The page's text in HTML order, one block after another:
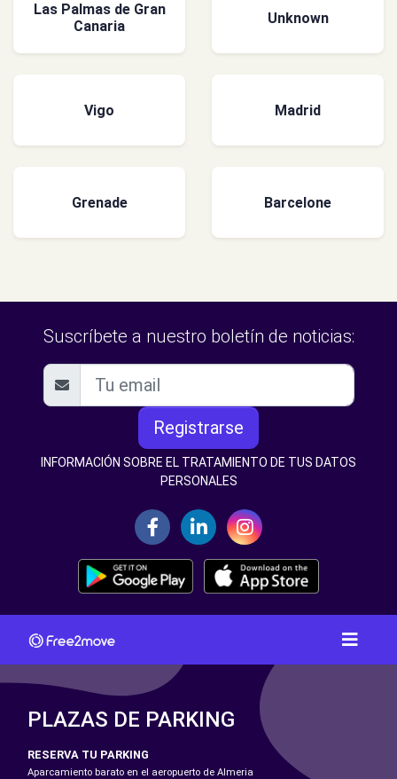
Las Palmas de Gran
Canaria
Unknown
Vigo Madrid
Grenade Barcelone
Suscríbete a nuestro boletín de noticias:
Registrarse
INFORMACIÓN SOBRE EL TRATAMIENTO DE TUS DATOS
PERSONALES
PLAZAS DE PARKING
RESERVA TU PARKING
Aparcamiento barato en el aeropuerto de Almeria